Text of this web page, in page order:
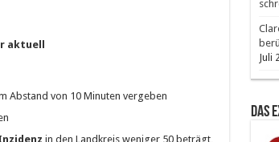
aktuell
Abstand von 10 Minuten vergeben
in den Landkreis weniger 50 beträgt,
Juli
Das